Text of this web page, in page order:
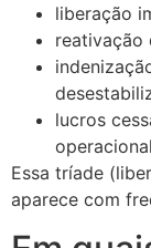
liberação
reativação
lucros
Essa tríade
aparece com